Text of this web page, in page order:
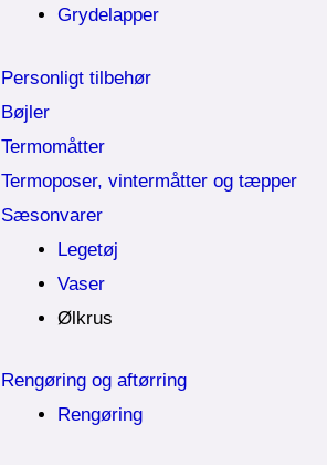
Grydelapper
Personligt tilbehør
Bøjler
Termomåtter
Termoposer, vintermåtter og tæpper
Sæsonvarer
Legetøj
Vaser
Ølkrus
Rengøring og aftørring
Rengøring